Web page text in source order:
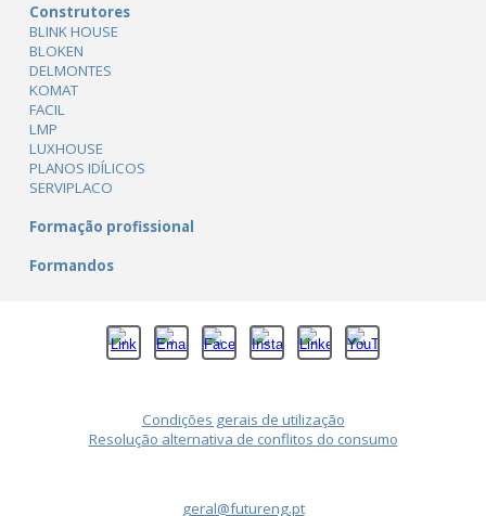
Construtores
BLINK HOUSE
BLOKEN
DELMONTES
KOMAT
FACIL
LMP
LUXHOUSE
PLANOS IDÍLICOS
SERVIPLACO
Formação profissional
Formandos
Condições gerais de utilização
Resolução alternativa de conflitos do consumo
geral@futureng.pt